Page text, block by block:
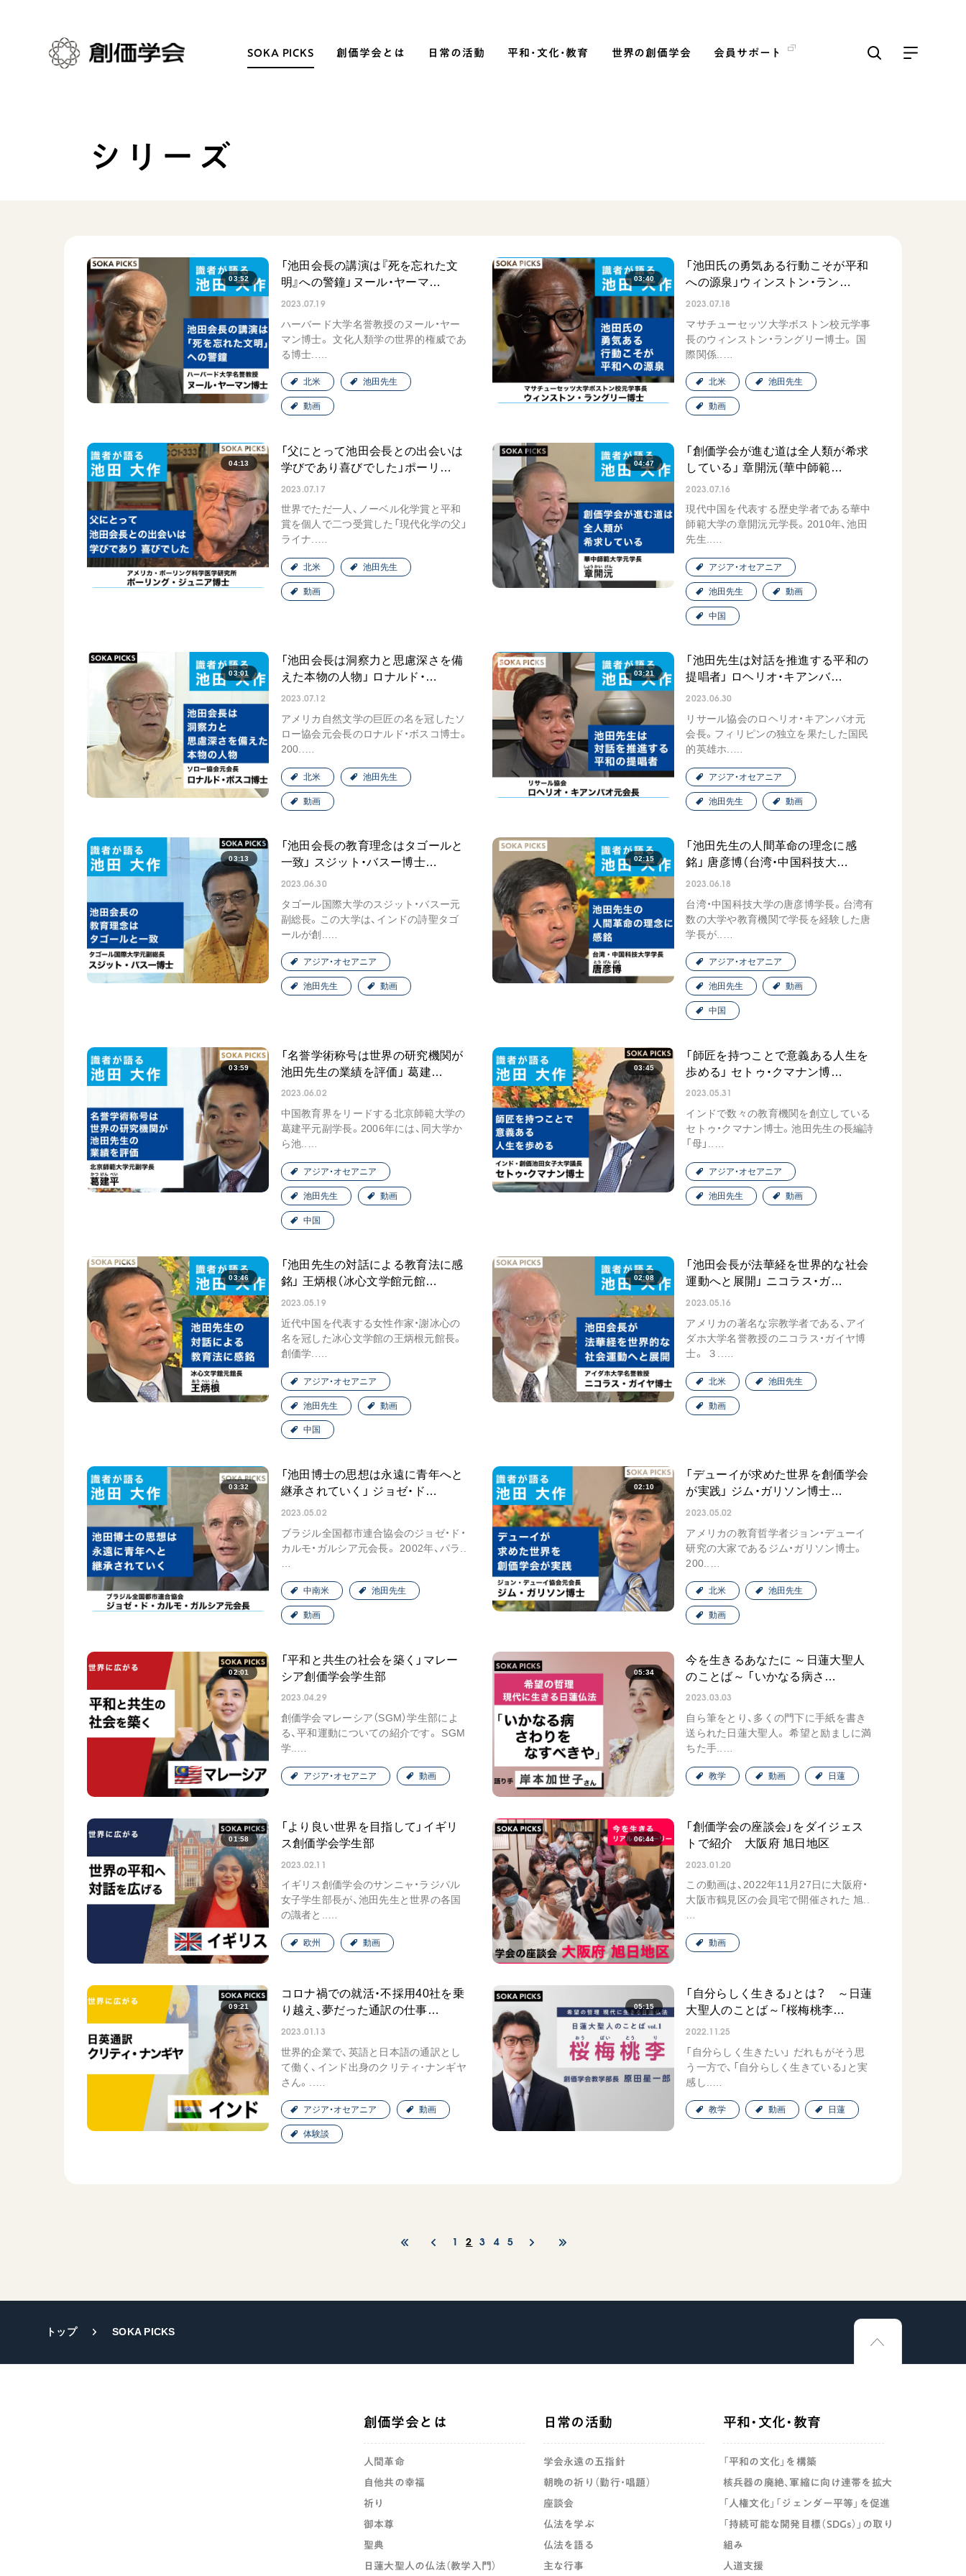
SOKA PICKS 創価学会とは 日常の活動 平和・文化・教育 世界の創価学会 会員サポート
創価学会とは
日蓮大聖人の仏法（教学入門）
釈尊～法華経
日蓮大聖人
創価学会の三代会長
初代会長・牧口常三郎先生
第2代会長・戸田城聖先生
日常の活動
仏法を語る
主な行事
友人葬
彼岸
「持続可能な開発目標（SDGs）」の
音楽活動
教育本部の活動
世界の創価学会
各国ウェブサイト
世界の創価学会の歴史
基本情報
会員サポート
座談会御書ｅ講義
小説『新・人間革命』『人間革命』
＜関連リンク＞
創価学会総本部
墓地公園・納骨堂
聖教ブックストア
ご意見
ご利用にあたって
SDGs
広島
「三つの花ことば」 関西吹
奏楽団
動画
「ペンタトニック・ファン
2026.07.17
文化
シリーズ
03:52
「池田会長の講演は『死を忘れた文
明』への警鐘」ヌール・ヤーマ…
2023.07.19
ハーバード大学名誉教授のヌール・ヤー
マン博士。 文化人類学の世界的権威であ
る博士..…
北米 池田先生
動画
03:40
「池田氏の勇気ある行動こそが平和
への源泉」ウィンストン・ラン…
2023.07.18
マサチューセッツ大学ボストン校元学事
長のウィンストン・ラングリー博士。 国
際関係..…
北米 池田先生
動画
04:13
「父にとって池田会長との出会いは
学びであり喜びでした」ポーリ…
2023.07.17
世界でただ一人、ノーベル化学賞と平和
賞を個人で二つ受賞した「現代化学の父」
ライナ..…
北米 池田先生
動画
04:47
「創価学会が進む道は全人類が希求
している」 章開沅（華中師範…
2023.07.16
現代中国を代表する歴史学者である華中
師範大学の章開沅元学長。2010年、池田
先生..…
アジア・オセアニア
池田先生 動画
中国
03:01
「池田会長は洞察力と思慮深さを備
えた本物の人物」 ロナルド・…
2023.07.12
アメリカ自然文学の巨匠の名を冠したソ
ロー協会元会長のロナルド・ボスコ博士。
200..…
北米 池田先生
動画
03:21
「池田先生は対話を推進する平和の
提唱者」 ロヘリオ・キアンバ…
2023.06.30
リサール協会のロヘリオ・キアンバオ元
会長。フィリピンの独立を果たした国民
的英雄ホ..…
アジア・オセアニア
池田先生 動画
03:13
「池田会長の教育理念はタゴールと
一致」 スジット・バスー博士…
2023.06.30
タゴール国際大学のスジット・バスー元
副総長。この大学は、インドの詩聖タゴ
ールが創..…
アジア・オセアニア
池田先生 動画
02:15
「池田先生の人間革命の理念に感
銘」 唐彦博（台湾・中国科技大…
2023.06.18
台湾・中国科技大学の唐彦博学長。台湾有
数の大学や教育機関で学長を経験した唐
学長が..…
アジア・オセアニア
池田先生 動画
中国
03:59
「名誉学術称号は世界の研究機関が
池田先生の業績を評価」 葛建…
2023.06.02
中国教育界をリードする北京師範大学の
葛建平元副学長。2006年には、同大学か
ら池..…
アジア・オセアニア
池田先生 動画
中国
03:45
「師匠を持つことで意義ある人生を
歩める」 セトゥ・クマナン博…
2023.05.31
インドで数々の教育機関を創立している
セトゥ・クマナン博士。池田先生の長編詩
「母」..…
アジア・オセアニア
池田先生 動画
03:46
「池田先生の対話による教育法に感
銘」 王炳根（冰心文学館元館…
2023.05.19
近代中国を代表する女性作家・謝冰心の
名を冠した冰心文学館の王炳根元館長。
創価学..…
アジア・オセアニア
池田先生 動画
中国
02:08
「池田会長が法華経を世界的な社会
運動へと展開」 ニコラス・ガ…
2023.05.16
アメリカの著名な宗教学者である、アイ
ダホ大学名誉教授のニコラス・ガイヤ博
士。 ３..…
北米 池田先生
動画
03:32
「池田博士の思想は永遠に青年へと
継承されていく」 ジョゼ・ド…
2023.05.02
ブラジル全国都市連合協会のジョゼ・ド・
カルモ・ガルシア元会長。 2002年、パラ..
中南米 池田先生
動画
02:10
「デューイが求めた世界を創価学会
が実践」 ジム・ガリソン博士…
2023.05.02
アメリカの教育哲学者ジョン・デューイ
研究の大家であるジム・ガリソン博士。
200..…
北米 池田先生
動画
02:01
「平和と共生の社会を築く」マレー
シア創価学会学生部
2023.04.29
創価学会マレーシア（SGM）学生部によ
る、平和運動についての紹介です。 SGM
学..…
アジア・オセアニア 動画
05:34
今を生きるあなたに ～日蓮大聖人
のことば～ 「いかなる病さ…
2023.03.03
自ら筆をとり、多くの門下に手紙を書き
送られた日蓮大聖人。 希望と励ましに満
ちた手..…
教学 動画 日蓮
01:58
「より良い世界を目指して」イギリ
ス創価学会学生部
2023.02.11
イギリス創価学会のサンニャ・ラジパル
女子学生部長が、池田先生と世界の各国
の識者と..…
欧州 動画
06:44
「創価学会の座談会」をダイジェス
トで紹介 大阪府 旭日地区
2023.01.20
この動画は、2022年11月27日に大阪府・
大阪市鶴見区の会員宅で開催された 旭..
…
動画
09:21
コロナ禍での就活・不採用40社を乗
り越え、夢だった通訳の仕事…
2023.01.13
世界的企業で、英語と日本語の通訳とし
て働く、インド出身のクリティ･ナンギヤ
さん。..…
アジア・オセアニア 動画
体験談
05:15
「自分らしく生きる」とは？ ～日蓮
大聖人のことば～「桜梅桃李…
2022.11.25
「自分らしく生きたい」 だれもがそう思
う一方で、「自分らしく生きている」と実
感し..…
教学 動画 日蓮
1 2 3 4 5
トップ SOKA PICKS
創価学会とは
人間革命
自他共の幸福
祈り
御本尊
聖典
日蓮大聖人の仏法（教学入門）
日常の活動
学会永遠の五指針
朝晩の祈り（勤行・唱題）
座談会
仏法を学ぶ
仏法を語る
主な行事
平和・文化・教育
「平和の文化」を構築
核兵器の廃絶、軍縮に向け連帯を拡大
「人権文化」「ジェンダー平等」を促進
「持続可能な開発目標（SDGs）」の取り
組み
人道支援